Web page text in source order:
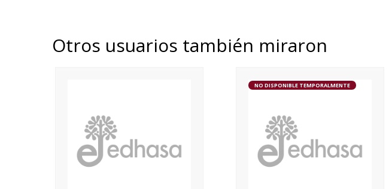
Otros usuarios también miraron
NO DISPONIBLE TEMPORALMENTE